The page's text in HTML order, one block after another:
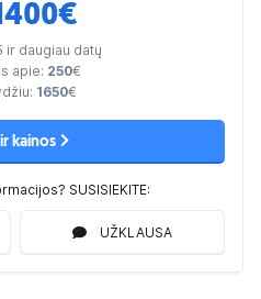
€
ir daugiau datų
apie: 250€
1650€
kainos
SUSISIEKITE:
UŽKLAUSA